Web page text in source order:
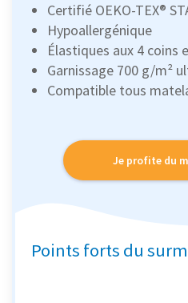
Certifié OEKO-TEX®
Hypoallergénique
Élastiques aux 4
Garnissage 700 g/m²
Compatible tous
Je profite du
Points forts du